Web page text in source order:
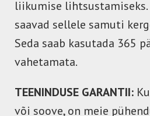
liikumise lihtsustamiseks.
saavad sellele samuti
Seda saab kasutada 365
vahetamata.
TEENINDUSE GARANTII:
või soove, on meie